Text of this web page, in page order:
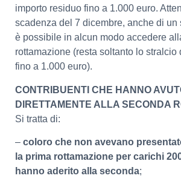
importo residuo fino a 1.000 euro.
scadenza del 7 dicembre, anche di un
è possibile in alcun modo accedere
rottamazione (resta soltanto lo stralcio
fino a 1.000 euro).
CONTRIBUENTI CHE HANNO
DIRETTAMENTE ALLA SECONDA
Si tratta di:
– coloro che non avevano
la prima rottamazione per carichi
hanno aderito alla seconda;